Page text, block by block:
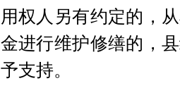
用权人另有约定的，
金进行维护修缮的，
予支持。